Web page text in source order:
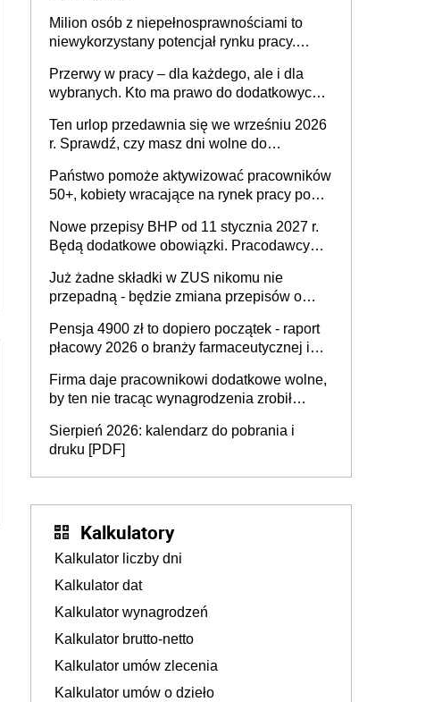
Milion osób z niepełnosprawnościami to
niewykorzystany potencjał rynku pracy.
dofinansowań czy refundacji, ale bariery po
stronie systemu i świadomości
pracodawców [WYWIAD]
Przerwy w pracy – dla każdego, ale i dla
wybranych. Kto ma prawo do dodatkowych
Ten urlop przedawnia się we wrześniu 2026
r. Sprawdź, czy masz dni wolne do
Państwo pomoże aktywizować pracowników
50+, kobiety wracające na rynek pracy po
osoby neuroatypowe. Powstanie Fundusz
na rzecz Inkluzywności w Zatrudnianiu?
Nowe przepisy BHP od 11 stycznia 2027 r.
Będą dodatkowe obowiązki. Pracodawcy
Już żadne składki w ZUS nikomu nie
przepadną - będzie zmiana przepisów o
ubezpieczeniom społecznym
Pensja 4900 zł to dopiero początek - raport
płacowy 2026 o branży farmaceutycznej i
Firma daje pracownikowi dodatkowe wolne,
by ten nie tracąc wynagrodzenia zrobił
sprawdza
Sierpień 2026: kalendarz do pobrania i
druku [PDF]
Kalkulatory
Kalkulator liczby dni
Kalkulator dat
Kalkulator wynagrodzeń
Kalkulator brutto-netto
Kalkulator umów zlecenia
Kalkulator umów o dzieło